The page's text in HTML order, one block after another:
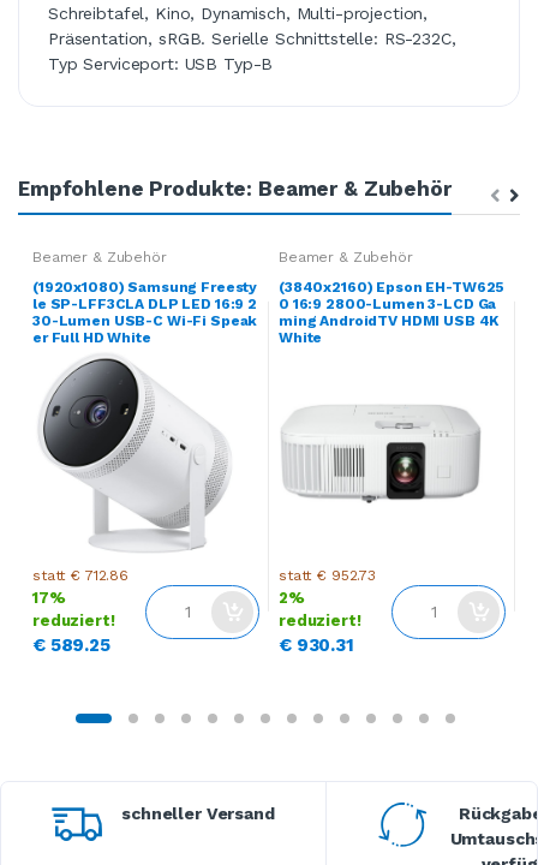
Schreibtafel, Kino, Dynamisch, Multi-projection,
Präsentation, sRGB. Serielle Schnittstelle: RS-232C,
Typ Serviceport: USB Typ-B
Empfohlene Produkte: Beamer & Zubehör
Beamer & Zubehör
(1920x1080) Samsung Freesty
le SP-LFF3CLA DLP LED 16:9 2
30-Lumen USB-C Wi-Fi Speak
er Full HD White
statt € 712.86
17%
reduziert!
€ 589.25
Beamer & Zubehör
(3840x2160) Epson EH-TW625
0 16:9 2800-Lumen 3-LCD Ga
ming AndroidTV HDMI USB 4K
White
statt € 952.73
2%
reduziert!
€ 930.31
schneller Versand